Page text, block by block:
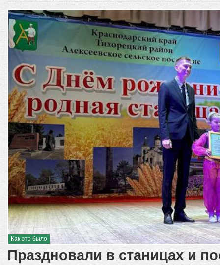
Как это было
Праздновали в станицах и